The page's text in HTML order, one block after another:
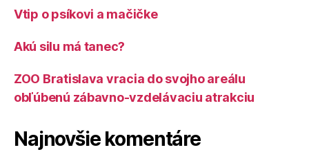
Vtip o psíkovi a mačičke
Akú silu má tanec?
ZOO Bratislava vracia do svojho areálu
obľúbenú zábavno-vzdelávaciu atrakciu
Najnovšie komentáre